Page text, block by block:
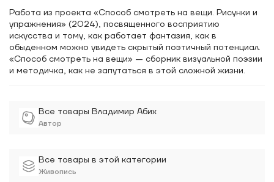
Все товары Владимир Абих
Автор
Все товары в этой категории
Живопись
Работа из проекта «Способ смотреть на вещи. Рисунки и
упражнения» (2024), посвященного восприятию
искусства и тому, как работает фантазия, как в
обыденном можно увидеть скрытый поэтичный потенциал.
«Способ смотреть на вещи» — сборник визуальной поэзии
и методичка, как не запутаться в этой сложной жизни.